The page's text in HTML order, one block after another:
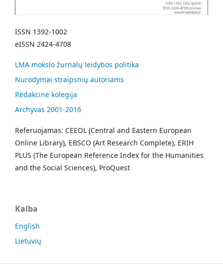
ISSN 1392-1002
eISSN 2424-4708
LMA mokslo žurnalų leidybos politika
Nurodymai straipsnių autoriams
Redakcinė kolegija
Archyvas 2001-2016
Referuojamas: CEEOL (Central and Eastern European
Online Library), EBSCO (Art Research Complete), ERIH
PLUS (The European Reference Index for the Humanities
and the Social Sciences), ProQuest
Kalba
English
Lietuvių